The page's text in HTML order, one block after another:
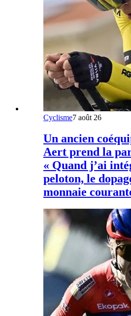
Cyclisme7 août 26
Un ancien
Aert prend la
« Quand j’ai
peloton, le
monnaie